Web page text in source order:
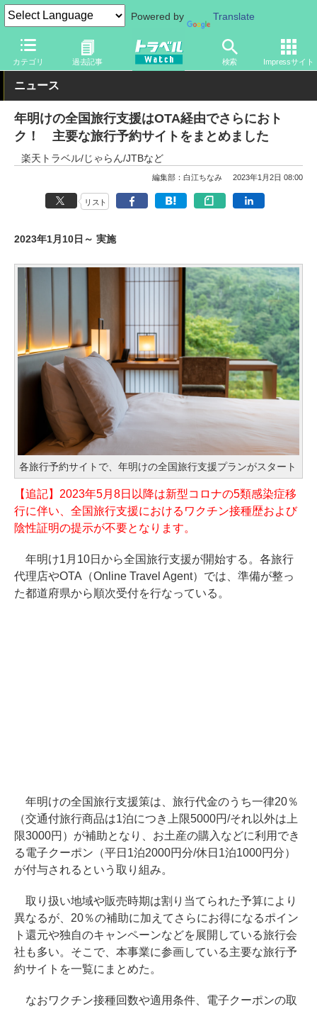
Powered by Translate
カテゴリ 過去記事 検索 Impressサイト
トラベル Watch 企業・政府・官庁 政府・官庁 旅行会社・旅
ニュース
年明けの全国旅行支援はOTA経由でさらにおト
ク！ 主要な旅行予約サイトをまとめました
楽天トラベル/じゃらん/JTBなど
編集部：白江ちなみ 2023年1月2日 08:00
リスト
2023年1月10日～ 実施
各旅行予約サイトで、年明けの全国旅行支援プランがスタート
【追記】2023年5月8日以降は新型コロナの5類感染症移
行に伴い、全国旅行支援におけるワクチン接種歴および
陰性証明の提示が不要となります。
年明け1月10日から全国旅行支援が開始する。各旅行
代理店やOTA（Online Travel Agent）では、準備が整っ
た都道府県から順次受付を行なっている。
年明けの全国旅行支援策は、旅行代金のうち一律20％
（交通付旅行商品は1泊につき上限5000円/それ以外は上
限3000円）が補助となり、お土産の購入などに利用でき
る電子クーポン（平日1泊2000円分/休日1泊1000円分）
が付与されるという取り組み。
取り扱い地域や販売時期は割り当てられた予算により
異なるが、20％の補助に加えてさらにお得になるポイン
ト還元や独自のキャンペーンなどを展開している旅行会
社も多い。そこで、本事業に参画している主要な旅行予
約サイトを一覧にまとめた。
なおワクチン接種回数や適用条件、電子クーポンの取